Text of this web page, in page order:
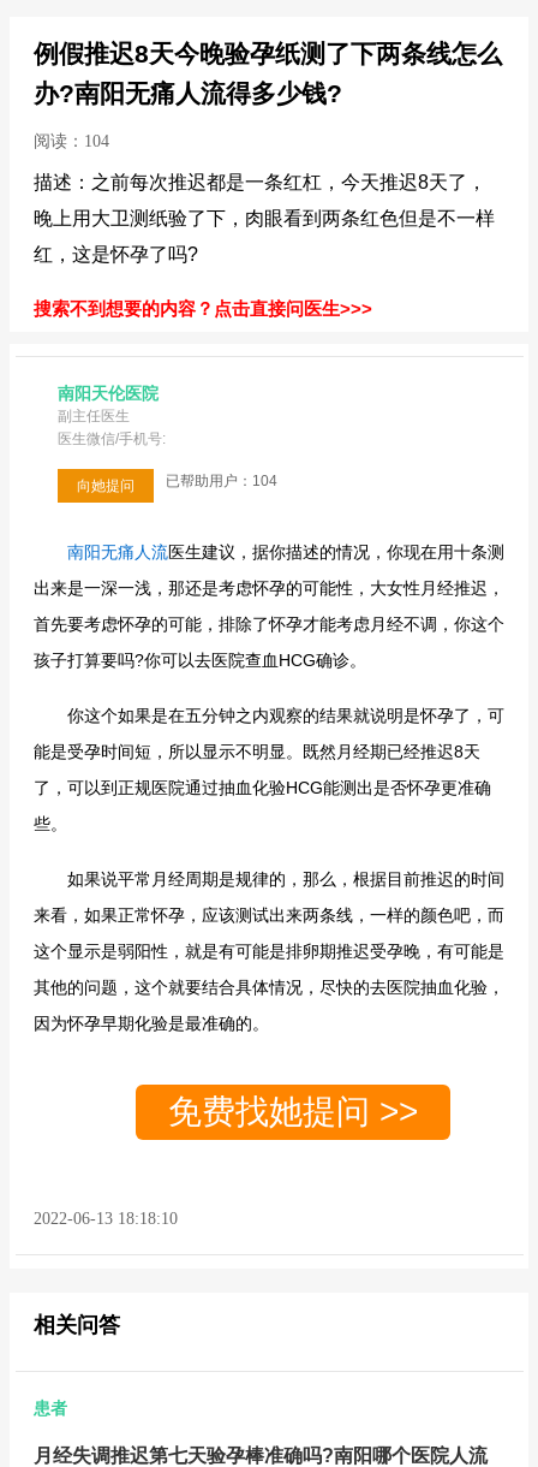
例假推迟8天今晚验孕纸测了下两条线怎么
办?南阳无痛人流得多少钱?
阅读：104
描述：之前每次推迟都是一条红杠，今天推迟8天了，
晚上用大卫测纸验了下，肉眼看到两条红色但是不一样
红，这是怀孕了吗?
搜索不到想要的内容？点击直接问医生>>>
南阳天伦医院
副主任医生
医生微信/手机号:
向她提问 已帮助用户：104
南阳无痛人流医生建议，据你描述的情况，你现在用十条测
出来是一深一浅，那还是考虑怀孕的可能性，大女性月经推迟，
首先要考虑怀孕的可能，排除了怀孕才能考虑月经不调，你这个
孩子打算要吗?你可以去医院查血HCG确诊。
你这个如果是在五分钟之内观察的结果就说明是怀孕了，可
能是受孕时间短，所以显示不明显。既然月经期已经推迟8天
了，可以到正规医院通过抽血化验HCG能测出是否怀孕更准确
些。
如果说平常月经周期是规律的，那么，根据目前推迟的时间
来看，如果正常怀孕，应该测试出来两条线，一样的颜色吧，而
这个显示是弱阳性，就是有可能是排卵期推迟受孕晚，有可能是
其他的问题，这个就要结合具体情况，尽快的去医院抽血化验，
因为怀孕早期化验是最准确的。
免费找她提问 >>
2022-06-13 18:18:10
相关问答
患者
月经失调推迟第七天验孕棒准确吗?南阳哪个医院人流